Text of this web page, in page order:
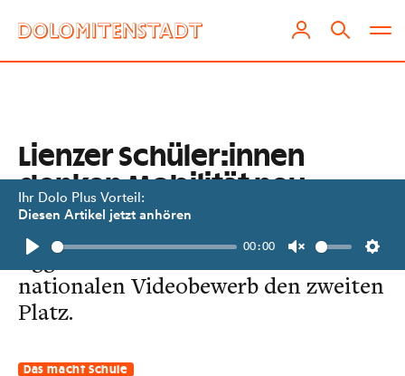
Ihr Dolo Plus Vorteil:
Diesen Artikel jetzt anhören
Play
00:00
Unmute
Lienzer Schüler:innen
denken Mobilität neu
Eine Unterstufen-Klasse der MS
Egger-Lienz holte bei einem
nationalen Videobewerb den zweiten
Platz.
Das macht Schule